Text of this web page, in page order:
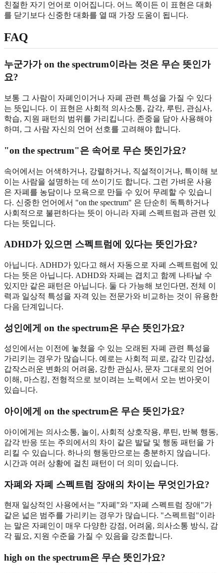
친절한 자기 언어로 이어집니다. 어느 쪽이든 이 표현은 대화
를 닫기보다 신중한 대화를 열 때 가장 도움이 됩니다.
FAQ
누군가가 on the spectrum이라는 것은 무슨 뜻인가
요?
보통 그 사람이 자폐인이거나 자폐 관련 특성을 가질 수 있다
는 뜻입니다. 이 표현은 사회적 의사소통, 감각, 루틴, 관심사,
학습, 지원 패턴의 범위를 가리킵니다. 존중을 담아 사용해야
하며, 그 사람 자신의 언어 선호를 고려해야 합니다.
"on the spectrum"은 속어로 무슨 뜻인가요?
속어에서는 어색하거나, 강렬하거나, 직설적이거나, 특이해 보
이는 사람을 설명하는 데 쓰이기도 합니다. 그런 가벼운 사용
은 자폐를 농담이나 모욕으로 만들 수 있어 무례할 수 있습니
다. 신중한 언어에서 "on the spectrum" 은 단순히 독특하거나
사회적으로 불편하다는 뜻이 아니라 자폐 스펙트럼과 관련 있
다는 뜻입니다.
ADHD가 있으면 스펙트럼에 있다는 뜻인가요?
아닙니다. ADHD가 있다고 해서 자동으로 자폐 스펙트럼에 있
다는 뜻은 아닙니다. ADHD와 자폐는 겹치고 함께 나타날 수
있지만 같은 패턴은 아닙니다. 둘 다 가능해 보인다면, 전체 이
력과 일상적 특성을 자격 있는 전문가와 비교하는 것이 유용한
다음 단계입니다.
성인에게 on the spectrum은 무슨 뜻인가요?
성인에서는 이전에 놓쳤을 수 있는 오래된 자폐 관련 특성을
가리키는 경우가 많습니다. 예로는 사회적 피로, 감각 민감성,
갑작스러운 변화의 어려움, 강한 관심사, 문자 그대로의 언어
이해, 마스킹, 전형적으로 보이려는 노력에서 오는 번아웃이
있습니다.
아이에게 on the spectrum은 무슨 뜻인가요?
아이에게는 의사소통, 놀이, 사회적 상호작용, 루틴, 반복 행동,
감각 반응 또는 주의에서의 차이 같은 발달 및 행동 패턴을 가
리킬 수 있습니다. 하나의 행동만으로는 충분하지 않습니다.
시간과 여러 상황에 걸친 패턴이 더 의미 있습니다.
자폐와 자폐 스펙트럼 장애의 차이는 무엇인가요?
현재 일상적인 사용에서는 "자폐"와 "자폐 스펙트럼 장애"가
같은 넓은 범주를 가리키는 경우가 많습니다. "스펙트럼"이라
는 말은 자폐인이 매우 다양한 강점, 어려움, 의사소통 방식, 감
각 필요, 지원 수준을 가질 수 있음을 강조합니다.
high on the spectrum은 무슨 뜻인가요?